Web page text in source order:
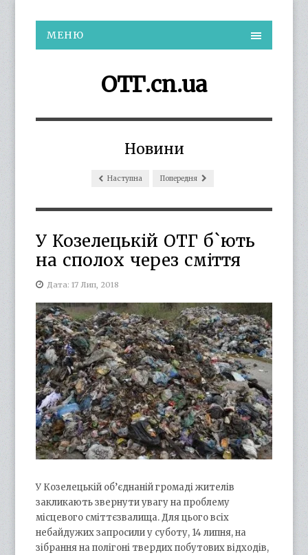
МЕНЮ
ОТГ.cn.ua
Новини
Наступна Попередня
У Козелецькій ОТГ б`ють
на сполох через сміття
Дата: 17 Лип, 2018
У Козелецькій об’єднаній громаді жителів
закликають звернути увагу на проблему
місцевого сміттєзвалища. Для цього всіх
небайдужих запросили у суботу, 14 липня, на
зібрання на полігоні твердих побутових відходів,